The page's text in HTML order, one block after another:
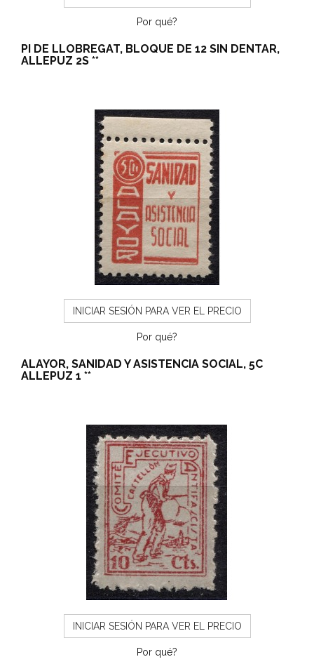
Por qué?
PI DE LLOBREGAT, BLOQUE DE 12 SIN DENTAR,
ALLEPUZ 2S **
INICIAR SESIÓN PARA VER EL PRECIO
Por qué?
ALAYOR, SANIDAD Y ASISTENCIA SOCIAL, 5C
ALLEPUZ 1 **
INICIAR SESIÓN PARA VER EL PRECIO
Por qué?